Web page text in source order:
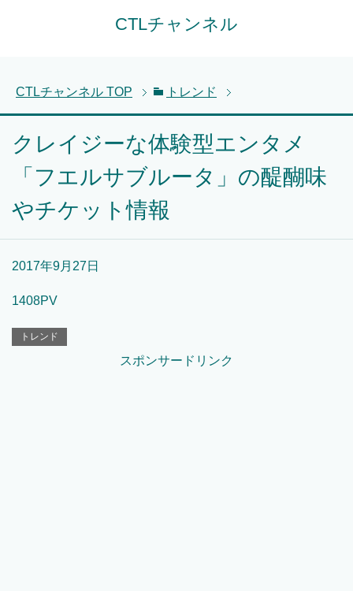
CTLチャンネル
CTLチャンネル TOP トレンド
クレイジーな体験型エンタメ
「フエルサブルータ」の醍醐味
やチケット情報
2017年9月27日
1408PV
トレンド
スポンサードリンク